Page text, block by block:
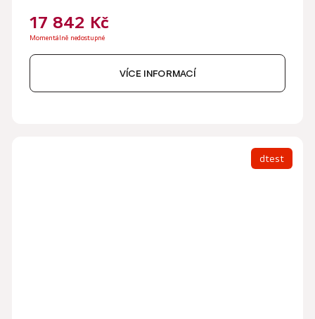
5
hvězdiček.
17 842 Kč
Momentálně nedostupné
VÍCE INFORMACÍ
dtest